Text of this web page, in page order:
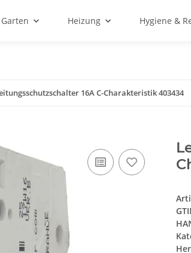
Garten Heizung Hygiene &
16A C-Charakteristik 403434